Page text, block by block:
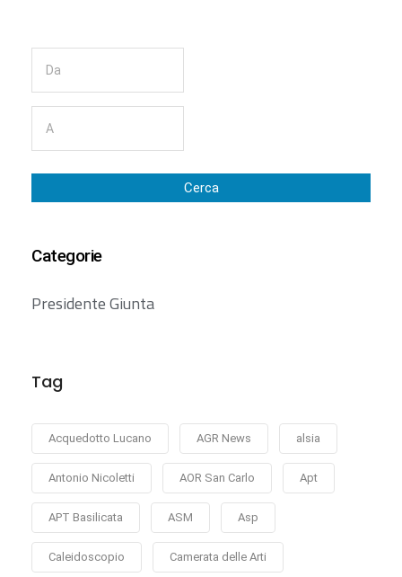
Cerca
Categorie
Presidente Giunta
Tag
Acquedotto Lucano AGR News alsia
Antonio Nicoletti AOR San Carlo Apt
APT Basilicata ASM Asp
Caleidoscopio Camerata delle Arti